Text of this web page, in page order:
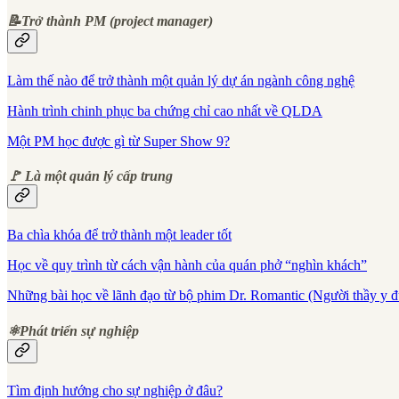
📝Trở thành PM (project manager)
Làm thế nào để trở thành một quản lý dự án ngành công nghệ
Hành trình chinh phục ba chứng chỉ cao nhất về QLDA
Một PM học được gì từ Super Show 9?
🚩 Là một quản lý cấp trung
Ba chìa khóa để trở thành một leader tốt
Học về quy trình từ cách vận hành của quán phở “nghìn khách”
Những bài học về lãnh đạo từ bộ phim Dr. Romantic (Người thầy y
⚛️Phát triển sự nghiệp
Tìm định hướng cho sự nghiệp ở đâu?